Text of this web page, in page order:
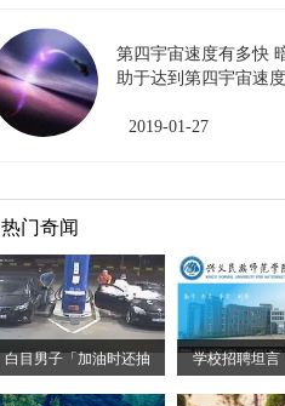
第四宇宙速度有多快
助于达到第四宇宙速
2019-01-27
热门奇闻
白目男子「加油时还抽 学校招聘坦言